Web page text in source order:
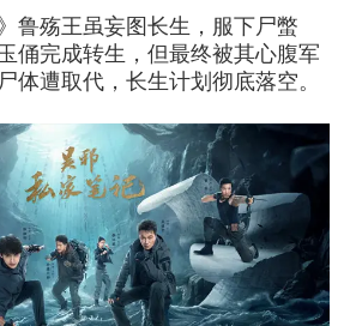
鲁殇王虽妄图长生，服下尸蟞
俑完成转生，但最终被其心腹军
体遭取代，长生计划彻底落空。